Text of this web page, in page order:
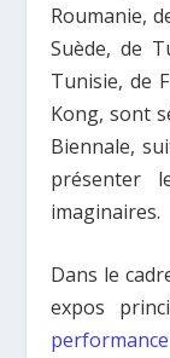
Roumanie,
Suède, de
Tunisie, de
Kong, sont
Biennale,
présenter
imaginaires.
Dans le
expos
performance